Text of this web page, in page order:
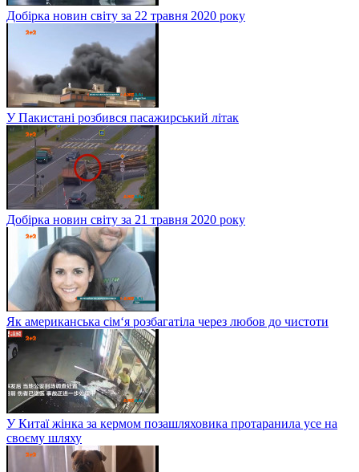
Добірка новин світу за 22 травня 2020 року
У Пакистані розбився пасажирський літак
Добірка новин світу за 21 травня 2020 року
Як американська сім‘я розбагатіла через любов до чистоти
У Китаї жінка за кермом позашляховика протаранила усе на
своєму шляху